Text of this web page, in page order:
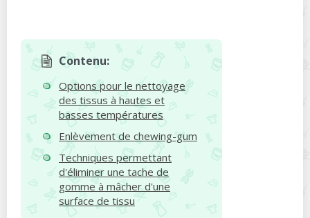
Contenu:
Options pour le nettoyage
des tissus à hautes et
basses températures
Enlèvement de chewing-gum
Techniques permettant
d'éliminer une tache de
gomme à mâcher d'une
surface de tissu